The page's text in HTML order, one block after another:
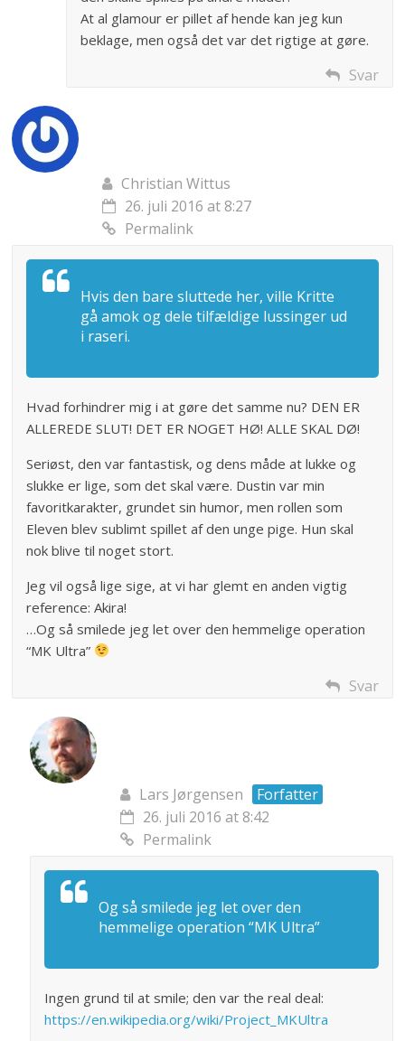
At al glamour er pillet af hende kan jeg kun
beklage, men også det var det rigtige at gøre.
Svar
Christian Wittus
26. juli 2016 at 8:27
Permalink
Hvis den bare sluttede her, ville Kritte
gå amok og dele tilfældige lussinger ud
i raseri.
Hvad forhindrer mig i at gøre det samme nu? DEN ER
ALLEREDE SLUT! DET ER NOGET HØ! ALLE SKAL DØ!
Seriøst, den var fantastisk, og dens måde at lukke og
slukke er lige, som det skal være. Dustin var min
favoritkarakter, grundet sin humor, men rollen som
Eleven blev sublimt spillet af den unge pige. Hun skal
nok blive til noget stort.
Jeg vil også lige sige, at vi har glemt en anden vigtig
reference: Akira!
…Og så smilede jeg let over den hemmelige operation
“MK Ultra”
Svar
Lars Jørgensen
Forfatter
26. juli 2016 at 8:42
Permalink
Og så smilede jeg let over den
hemmelige operation “MK Ultra”
Ingen grund til at smile; den var the real deal:
https://en.wikipedia.org/wiki/Project_MKUltra